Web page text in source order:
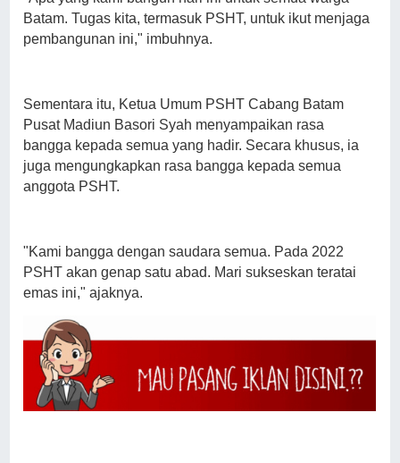
Batam. Tugas kita, termasuk PSHT, untuk ikut menjaga
pembangunan ini," imbuhnya.
Sementara itu, Ketua Umum PSHT Cabang Batam
Pusat Madiun Basori Syah menyampaikan rasa
bangga kepada semua yang hadir. Secara khusus, ia
juga mengungkapkan rasa bangga kepada semua
anggota PSHT.
"Kami bangga dengan saudara semua. Pada 2022
PSHT akan genap satu abad. Mari sukseskan teratai
emas ini," ajaknya.